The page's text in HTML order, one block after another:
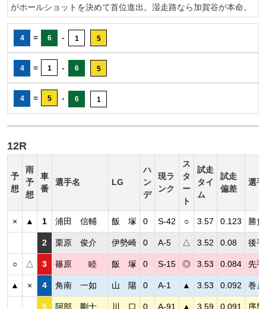
がホールショットを決めて首位進出。湿走路なら加賀谷が本命。
4 = 6 - 1 5
4 = 1 - 6 5
4 = 5 - 6 1
12R
予
想
雨
予
想
車
番
選手名 LG
ハ
ン
デ
現ラ
ンク
ス
タ
ー
ト
試走
タイ
ム
試走
偏差
選
× ▲ 1 浦田 信輔 飯 塚 0 S-42 ○ 3.57 0.123 勝
2 栗原 俊介 伊勢崎 0 A-5 △ 3.52 0.08 後
○ △ 3 篠原 睦 飯 塚 0 S-15 ◎ 3.53 0.084 先
▲ × 4 角南 一如 山 陽 0 A-1 ▲ 3.53 0.092 巻
5 阿部 剛士 川 口 0 A-91 ▲ 3.59 0.091 序